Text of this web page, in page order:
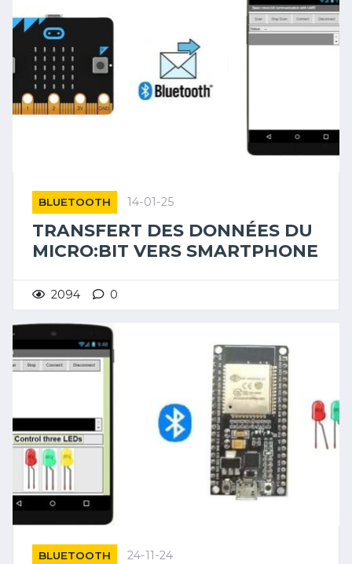
BLUETOOTH 14-01-25
TRANSFERT DES DONNÉES DU
MICRO:BIT VERS SMARTPHONE
2094 0
BLUETOOTH 24-11-24